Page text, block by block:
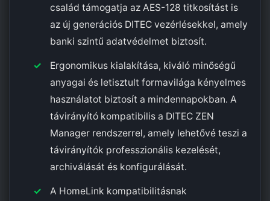
család támogatja az AES-128 titkosítást is
az új generációs DITEC vezérlésekkel, amely
banki szintű adatvédelmet biztosít.
Ergonomikus kialakítása, kiváló minőségű
anyagai és letisztult formavilága kényelmes
használatot biztosít a mindennapokban. A
távirányító kompatibilis a DITEC ZEN
Manager rendszerrel, amely lehetővé teszi a
távirányítók professzionális kezelését,
archiválását és konfigurálását.
A HomeLink kompatibilitásnak